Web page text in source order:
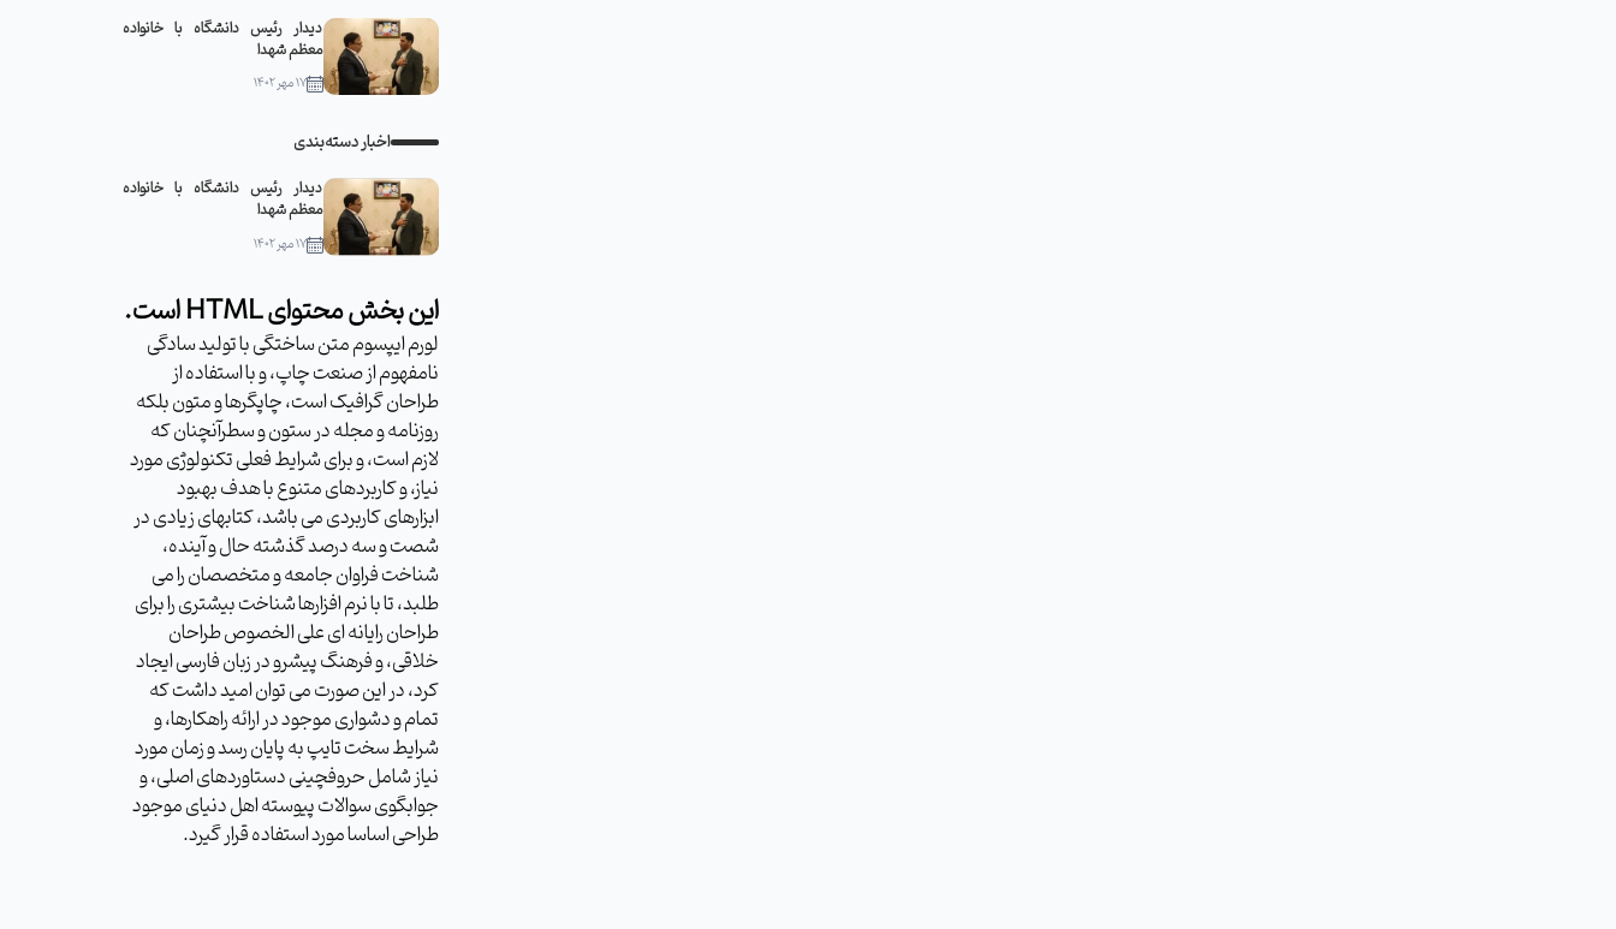
دیدار رئیس دانشگاه با خانواده
معظم شهدا
۱۷ مهر ۱۴۰۲
اخبار دسته‌بندی
دیدار رئیس دانشگاه با خانواده
معظم شهدا
۱۷ مهر ۱۴۰۲
این بخش محتوای HTML است.
لورم ایپسوم متن ساختگی با تولید سادگی
نامفهوم از صنعت چاپ، و با استفاده از
طراحان گرافیک است، چاپگرها و متون بلکه
روزنامه و مجله در ستون و سطرآنچنان که
لازم است، و برای شرایط فعلی تکنولوژی مورد
نیاز، و کاربردهای متنوع با هدف بهبود
ابزارهای کاربردی می باشد، کتابهای زیادی در
شصت و سه درصد گذشته حال و آینده،
شناخت فراوان جامعه و متخصصان را می
طلبد، تا با نرم افزارها شناخت بیشتری را برای
طراحان رایانه ای علی الخصوص طراحان
خلاقی، و فرهنگ پیشرو در زبان فارسی ایجاد
کرد، در این صورت می توان امید داشت که
تمام و دشواری موجود در ارائه راهکارها، و
شرایط سخت تایپ به پایان رسد و زمان مورد
نیاز شامل حروفچینی دستاوردهای اصلی، و
جوابگوی سوالات پیوسته اهل دنیای موجود
طراحی اساسا مورد استفاده قرار گیرد.